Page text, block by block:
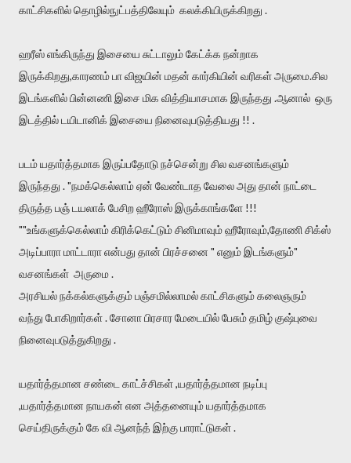
காட்சிகளில் தொழில்நுட்பத்திலேயும் கலக்கியிருக்கிறது .
ஹரீஸ் எங்கிருந்து இசையை சுட்டாலும் கேட்க்க நன்றாக
இருக்கிறது,காரணம் பா விஜயின் மதன் கார்கியின் வரிகள் அருமை.சில
இடங்களில் பின்னணி இசை மிக வித்தியாசமாக இருந்தது .ஆனால் ஒரு
இடத்தில் டயிடானிக் இசையை நினைவுபடுத்தியது !! .
படம் யதார்த்தமாக இருப்பதோடு நச்சென்று சில வசனங்களும்
இருந்தது . "நமக்கெல்லாம் ஏன் வேண்டாத வேலை அது தான் நாட்டை
திருத்த பஞ் டயலாக் பேசிற ஹீரோஸ் இருக்காங்களே !!!
""உங்களுக்கெல்லாம் கிரிக்கெட்டும் சினிமாவும் ஹீரோவும்,தோணி சிக்ஸ்
அடிப்பாரா மாட்டாரா என்பது தான் பிரச்சனை " எனும் இடங்களும்"
வசனங்கள் அருமை .
அரசியல் நக்கல்களுக்கும் பஞ்சமில்லாமல் காட்சிகளும் கலைஞரும்
வந்து போகிறார்கள் . சோனா பிரசார மேடையில் பேசும் தமிழ் குஷ்புவை
நினைவுபடுத்துகிறது .
யதார்த்தமான சண்டை காட்ச்சிகள் ,யதார்த்தமான நடிப்பு
,யதார்த்தமான நாயகன் என அத்தனையும் யதார்த்தமாக
செய்திருக்கும் கே வி ஆனந்த் இற்கு பாராட்டுகள் .